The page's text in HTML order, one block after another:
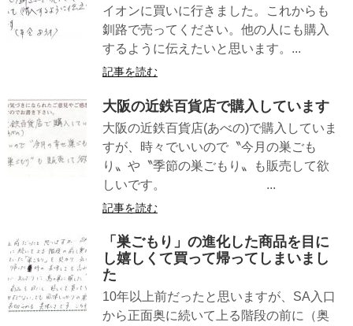
イオンに買いに行きました。これからも
釧路で売ってください。他の人にも購入
するように伝えたいと思います。...
記事を読む
大阪の近鉄百貨店で購入しています
大阪の近鉄百貨店(あべの)で購入していま
すが、時々でいいので〝今月の巣ごも
り〟や〝季節の巣ごもり〟も販売して欲
しいです。 ...
記事を読む
「巣ごもり」の進化した商品を目に
し嬉しくて買って帰ってしまいまし
た
10年以上前だったと思いますが、SA入口
から正面奥に続いて上る階段の前に（奥